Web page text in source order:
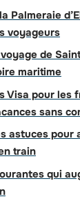
Palmeraie
voyageurs
de
maritime
Visa pour les
sans
astuces pour
train
qui